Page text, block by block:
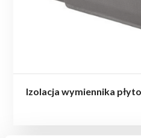
Izolacja wymiennika